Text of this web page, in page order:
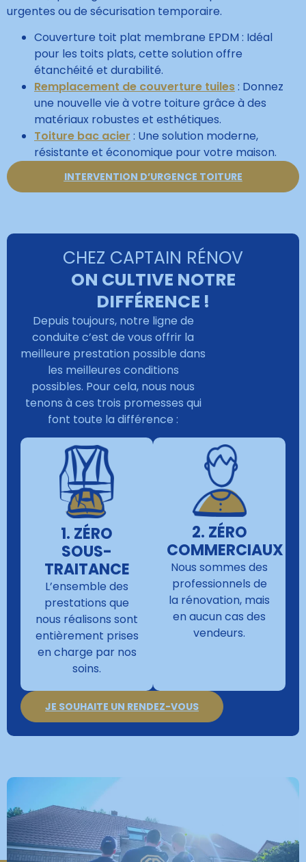
urgentes ou de sécurisation temporaire.
Couverture toit plat membrane EPDM : Idéal
pour les toits plats, cette solution offre
étanchéité et durabilité.
Remplacement de couverture tuiles: Donnez
une nouvelle vie à votre toiture grâce à des
matériaux robustes et esthétiques.
Toiture bac acier : Une solution moderne,
résistante et économique pour votre maison.
INTERVENTION D’URGENCE TOITURE
CHEZ CAPTAIN RÉNOV
ON CULTIVE NOTRE
DIFFÉRENCE !
Depuis toujours, notre ligne de
conduite c’est de vous offrir la
meilleure prestation possible dans
les meilleures conditions
possibles. Pour cela, nous nous
tenons à ces trois promesses qui
font toute la différence :
1. ZÉRO
SOUS-
TRAITANCE
L’ensemble des
prestations que
nous réalisons sont
entièrement prises
en charge par nos
soins.
2. ZÉRO
COMMERCIAUX
Nous sommes des
professionnels de
la rénovation, mais
en aucun cas des
vendeurs.
JE SOUHAITE UN RENDEZ-VOUS